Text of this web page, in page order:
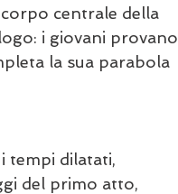
centrale della
i giovani provano
la sua parabola
tempi dilatati,
del primo atto,